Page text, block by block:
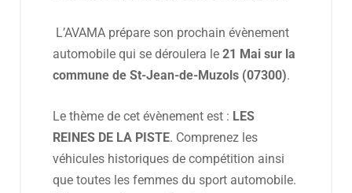
L’AVAMA prépare son prochain évènement
automobile qui se déroulera le 21 Mai sur la
commune de St-Jean-de-Muzols (07300).
Le thème de cet évènement est : LES
REINES DE LA PISTE. Comprenez les
véhicules historiques de compétition ainsi
que toutes les femmes du sport automobile.